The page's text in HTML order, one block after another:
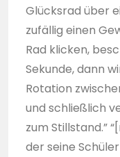
Glücksrad über
zufällig einen
Rad klicken,
Sekunde, dann
Rotation
und schließlich
zum Stillstand.”
der seine